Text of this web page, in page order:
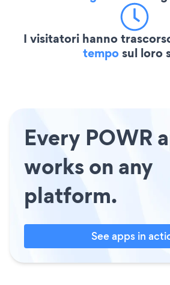
I visitatori hanno
temposul loro
Every POWR
works on any
platform.
See apps in